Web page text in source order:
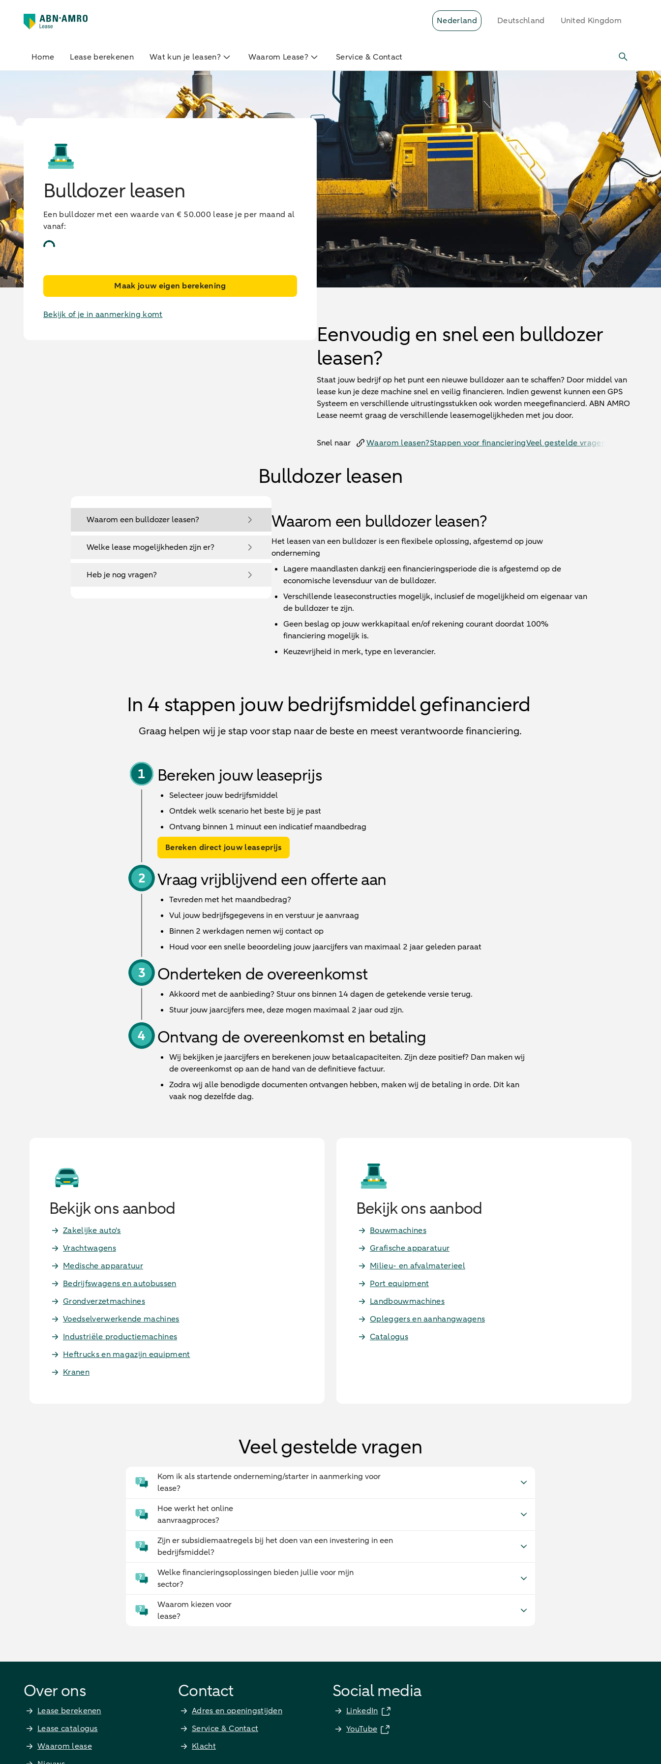
Nederland Deutschland United Kingdom
Home Lease berekenen Wat kun je leasen? Waarom Lease? Service & Contact
Bulldozer leasen
Bulldozer leasen
Een bulldozer met een waarde van € 50.000 lease je per maand al
vanaf:
Maak jouw eigen berekening
Bekijk of je in aanmerking komt
Eenvoudig en snel een bulldozer
leasen?
Staat jouw bedrijf op het punt een nieuwe bulldozer aan te schaffen? Door middel van
lease kun je deze machine snel en veilig financieren. Indien gewenst kunnen een GPS
Systeem en verschillende uitrustingsstukken ook worden meegefinancierd. ABN AMRO
Lease neemt graag de verschillende leasemogelijkheden met jou door.
Snel naar Waarom leasen?Stappen voor financieringVeel gestelde vragen
Bulldozer leasen
Waarom een bulldozer leasen?
Welke lease mogelijkheden zijn er?
Heb je nog vragen?
Waarom een bulldozer leasen?
Het leasen van een bulldozer is een flexibele oplossing, afgestemd op jouw
onderneming
Lagere maandlasten dankzij een financieringsperiode die is afgestemd op de
economische levensduur van de bulldozer.
Verschillende leaseconstructies mogelijk, inclusief de mogelijkheid om eigenaar van
de bulldozer te zijn.
Geen beslag op jouw werkkapitaal en/of rekening courant doordat 100%
financiering mogelijk is.
Keuzevrijheid in merk, type en leverancier.
In 4 stappen jouw bedrijfsmiddel gefinancierd
Graag helpen wij je stap voor stap naar de beste en meest verantwoorde financiering.
Bereken jouw leaseprijs
Selecteer jouw bedrijfsmiddel
Ontdek welk scenario het beste bij je past
Ontvang binnen 1 minuut een indicatief maandbedrag
Bereken direct jouw leaseprijs
Vraag vrijblijvend een offerte aan
Tevreden met het maandbedrag?
Vul jouw bedrijfsgegevens in en verstuur je aanvraag
Binnen 2 werkdagen nemen wij contact op
Houd voor een snelle beoordeling jouw jaarcijfers van maximaal 2 jaar geleden paraat
Onderteken de overeenkomst
Akkoord met de aanbieding? Stuur ons binnen 14 dagen de getekende versie terug.
Stuur jouw jaarcijfers mee, deze mogen maximaal 2 jaar oud zijn.
Ontvang de overeenkomst en betaling
Wij bekijken je jaarcijfers en berekenen jouw betaalcapaciteiten. Zijn deze positief? Dan maken wij
de overeenkomst op aan de hand van de definitieve factuur.
Zodra wij alle benodigde documenten ontvangen hebben, maken wij de betaling in orde. Dit kan
vaak nog dezelfde dag.
Bekijk ons aanbod
Zakelijke auto's
Vrachtwagens
Medische apparatuur
Bedrijfswagens en autobussen
Grondverzetmachines
Voedselverwerkende machines
Industriële productiemachines
Heftrucks en magazijn equipment
Kranen
Bekijk ons aanbod
Bouwmachines
Grafische apparatuur
Milieu- en afvalmaterieel
Port equipment
Landbouwmachines
Opleggers en aanhangwagens
Catalogus
Veel gestelde vragen
Kom ik als startende onderneming/starter in aanmerking voor
lease?
Hoe werkt het online
aanvraagproces?
Zijn er subsidiemaatregels bij het doen van een investering in een
bedrijfsmiddel?
Welke financieringsoplossingen bieden jullie voor mijn
sector?
Waarom kiezen voor
lease?
Over ons
Lease berekenen
Lease catalogus
Waarom lease
Contact
Adres en openingstijden
Service & Contact
Klacht
Social media
LinkedIn
YouTube